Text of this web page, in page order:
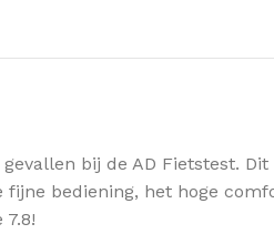
bij de AD Fietstest.
bediening, het hoge